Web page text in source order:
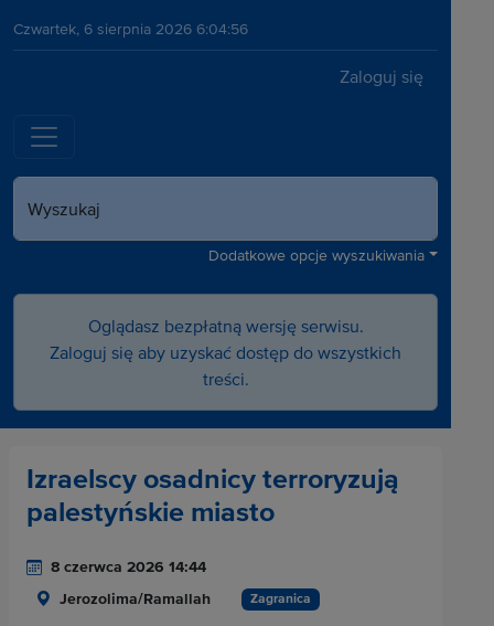
Czwartek, 6 sierpnia 2026 6:04:56
Zaloguj się
Wyszukaj
Dodatkowe opcje wyszukiwania
Oglądasz bezpłatną wersję serwisu.
Zaloguj się aby uzyskać dostęp do wszystkich
treści.
Izraelscy osadnicy terroryzują
palestyńskie miasto
8 czerwca 2026 14:44
Jerozolima/Ramallah Zagranica